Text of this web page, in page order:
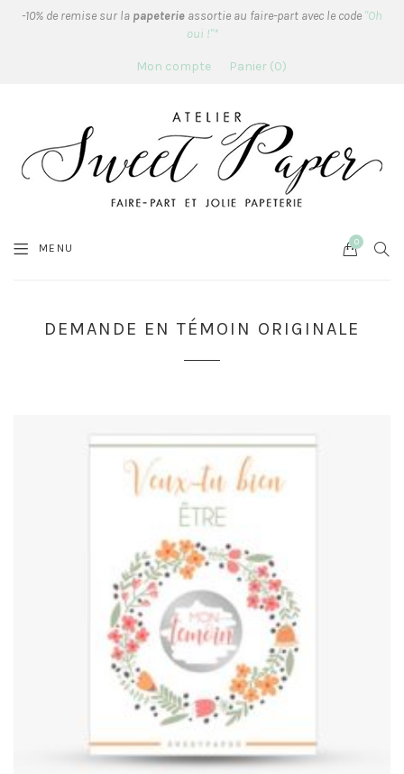
-10% de remise sur la papeterie assortie au faire-part avec le code "Oh
oui !"*
Mon compte Panier 0
MENU Cart
0
DEMANDE EN TÉMOIN ORIGINALE